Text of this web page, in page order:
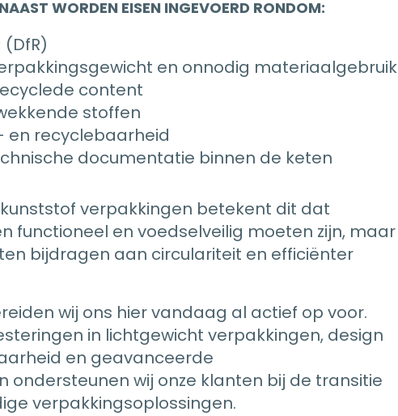
WORDEN EISEN INGEVOERD RONDOM:
en onnodig materiaalgebruik
content
stoffen
recyclebaarheid
documentatie binnen de keten
verpakkingen betekent dit dat
functioneel en voedselveilig moeten zijn, maar
bijdragen aan circulariteit en efficiënter
wij ons hier vandaag al actief op voor.
in lichtgewicht verpakkingen, design
en geavanceerde
ondersteunen wij onze klanten bij de transitie
verpakkingsoplossingen.